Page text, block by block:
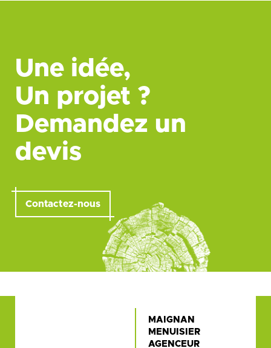
Une idée,
Un projet ?
Demandez un
devis
Contactez-nous
MAIGNAN
MENUISIER
AGENCEUR